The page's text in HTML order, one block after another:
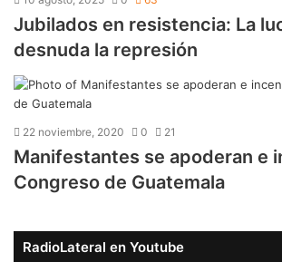
Jubilados en resistencia: La
desnuda la represión
22 noviembre, 2020 0 21
Manifestantes se apoderan e
Congreso de Guatemala
RadioLateral en Youtube